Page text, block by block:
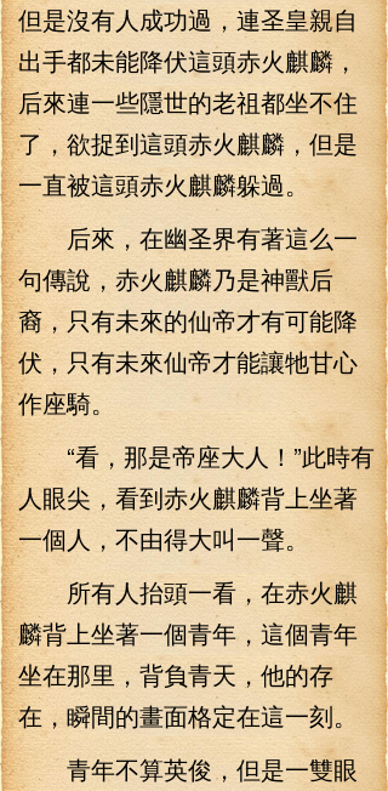
但是沒有人成功過，連圣皇親自
出手都未能降伏這頭赤火麒麟，
后來連一些隱世的老祖都坐不住
了，欲捉到這頭赤火麒麟，但是
一直被這頭赤火麒麟躲過。
后來，在幽圣界有著這么一
句傳說，赤火麒麟乃是神獸后
裔，只有未來的仙帝才有可能降
伏，只有未來仙帝才能讓牠甘心
作座騎。
“看，那是帝座大人！”此時有
人眼尖，看到赤火麒麟背上坐著
一個人，不由得大叫一聲。
所有人抬頭一看，在赤火麒
麟背上坐著一個青年，這個青年
坐在那里，背負青天，他的存
在，瞬間的畫面格定在這一刻。
青年不算英俊，但是一雙眼